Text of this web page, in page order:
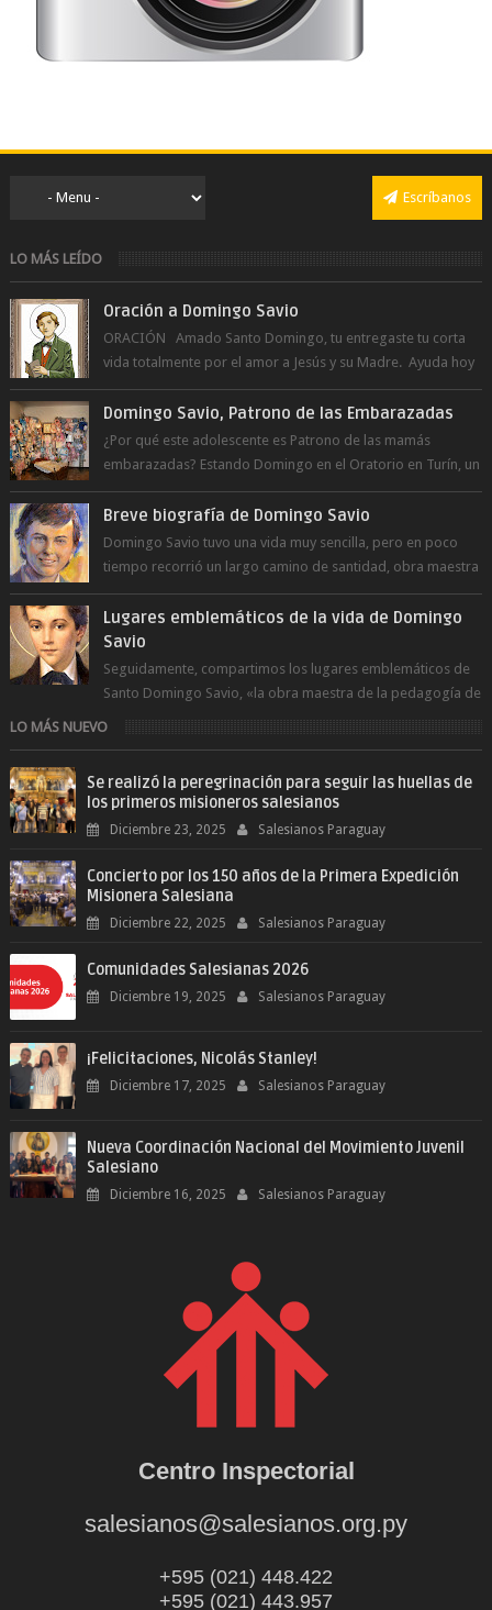
Escríbanos
LO MÁS LEÍDO
Oración a Domingo Savio
ORACIÓN Amado Santo Domingo, tu entregaste tu corta
vida totalmente por el amor a Jesús y su Madre. Ayuda hoy
a la juventud para ...
Domingo Savio, Patrono de las Embarazadas
¿Por qué este adolescente es Patrono de las mamás
embarazadas? Estando Domingo en el Oratorio en Turín, un
día le pide a Don Bosco...
Breve biografía de Domingo Savio
Domingo Savio tuvo una vida muy sencilla, pero en poco
tiempo recorrió un largo camino de santidad, obra maestra
del Espíritu Santo y fr...
Lugares emblemáticos de la vida de Domingo
Savio
Seguidamente, compartimos los lugares emblemáticos de
Santo Domingo Savio, «la obra maestra de la pedagogía de
Don Bosco». San Giovann...
LO MÁS NUEVO
Se realizó la peregrinación para seguir las huellas de
los primeros misioneros salesianos
Diciembre 23, 2025 Salesianos Paraguay
Concierto por los 150 años de la Primera Expedición
Misionera Salesiana
Diciembre 22, 2025 Salesianos Paraguay
Comunidades Salesianas 2026
Diciembre 19, 2025 Salesianos Paraguay
¡Felicitaciones, Nicolás Stanley!
Diciembre 17, 2025 Salesianos Paraguay
Nueva Coordinación Nacional del Movimiento Juvenil
Salesiano
Diciembre 16, 2025 Salesianos Paraguay
Centro Inspectorial
salesianos@salesianos.org.py
+595 (021) 448.422
+595 (021) 443.957